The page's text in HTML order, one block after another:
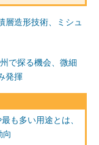
層造形技術、ミシュ
で探る機会、微細
発揮
も多い用途とは、
向